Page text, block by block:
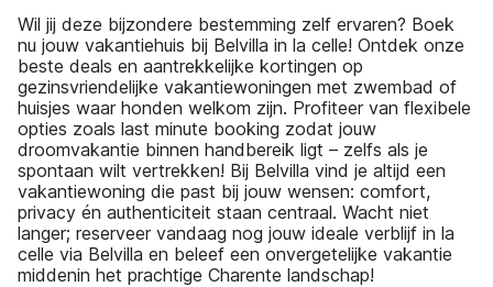
Wil jij deze bijzondere bestemming zelf ervaren? Boek
nu jouw vakantiehuis bij Belvilla in la celle! Ontdek onze
beste deals en aantrekkelijke kortingen op
gezinsvriendelijke vakantiewoningen met zwembad of
huisjes waar honden welkom zijn. Profiteer van flexibele
opties zoals last minute booking zodat jouw
droomvakantie binnen handbereik ligt – zelfs als je
spontaan wilt vertrekken! Bij Belvilla vind je altijd een
vakantiewoning die past bij jouw wensen: comfort,
privacy én authenticiteit staan centraal. Wacht niet
langer; reserveer vandaag nog jouw ideale verblijf in la
celle via Belvilla en beleef een onvergetelijke vakantie
middenin het prachtige Charente landschap!